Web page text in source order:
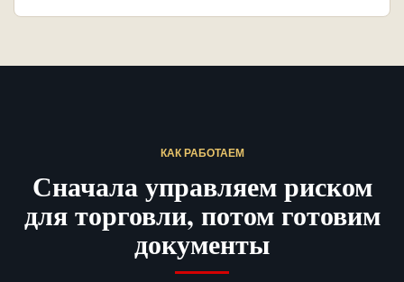
КАК РАБОТАЕМ
Сначала управляем риском
для торговли, потом готовим
документы